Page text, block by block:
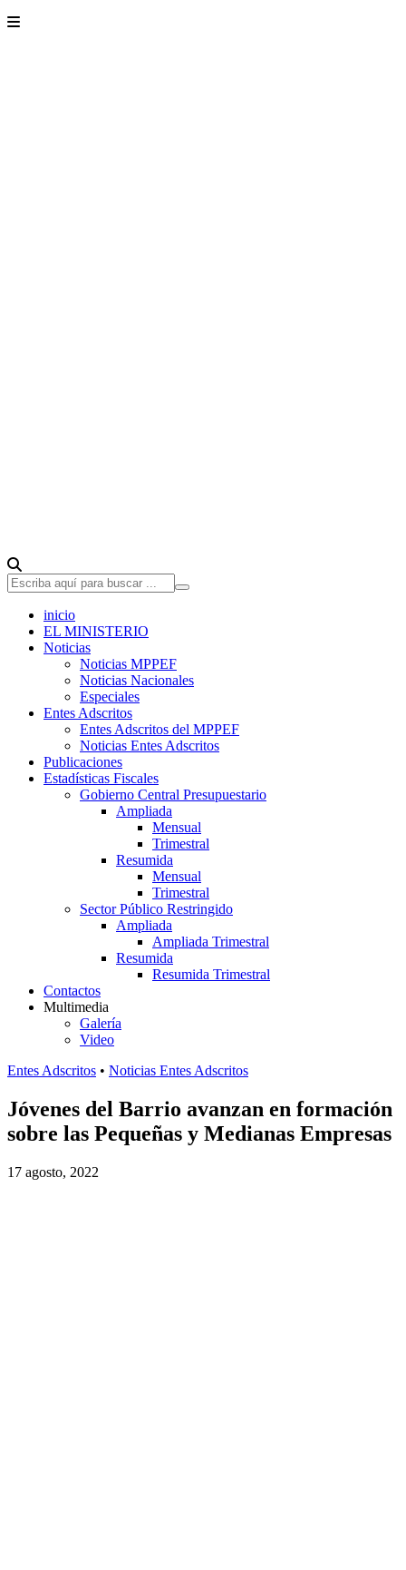
inicio
EL MINISTERIO
Noticias
Noticias MPPEF
Noticias Nacionales
Especiales
Entes Adscritos
Entes Adscritos del MPPEF
Noticias Entes Adscritos
Publicaciones
Estadísticas Fiscales
Gobierno Central Presupuestario
Ampliada
Mensual
Trimestral
Resumida
Mensual
Trimestral
Sector Público Restringido
Ampliada
Ampliada Trimestral
Resumida
Resumida Trimestral
Contactos
Multimedia
Galería
Video
Entes Adscritos • Noticias Entes Adscritos
Jóvenes del Barrio avanzan en formación
sobre las Pequeñas y Medianas Empresas
17 agosto, 2022